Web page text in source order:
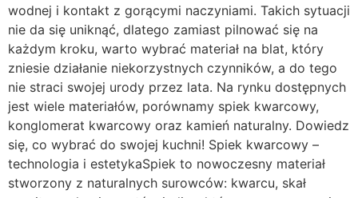
wodnej i kontakt z gorącymi naczyniami. Takich sytuacji
nie da się uniknąć, dlatego zamiast pilnować się na
każdym kroku, warto wybrać materiał na blat, który
zniesie działanie niekorzystnych czynników, a do tego
nie straci swojej urody przez lata. Na rynku dostępnych
jest wiele materiałów, porównamy spiek kwarcowy,
konglomerat kwarcowy oraz kamień naturalny. Dowiedz
się, co wybrać do swojej kuchni! Spiek kwarcowy –
technologia i estetykaSpiek to nowoczesny materiał
stworzony z naturalnych surowców: kwarcu, skał